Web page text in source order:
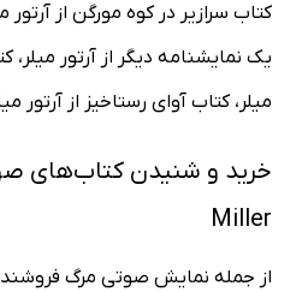
کتاب سرازیر در کوه مورگن از
یک نمایشنامه دیگر از آرتور میلر،
میلر، کتاب آوای رستاخیز از آرتور
Miller
از جمله نمایش صوتی مرگ فروشنده